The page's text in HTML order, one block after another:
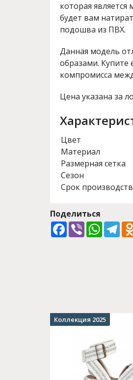
которая
будет вам
подошва из ПВХ.
Данная модель
образами. Купите
компромисса
Цена указана за
Цвет
Материал
Размерная сетка
Сезон
Срок
Поделиться
Facebook
Viber
Коллекция 2025